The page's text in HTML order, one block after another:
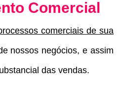
Comercial
comerciais de sua
nossos negócios, e assim
das vendas.